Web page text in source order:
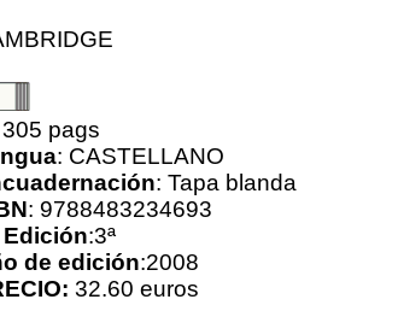
pags
: CASTELLANO
: Tapa blanda
: 9788483234693
Edición:3ª
de edición:2008
32.60 euros